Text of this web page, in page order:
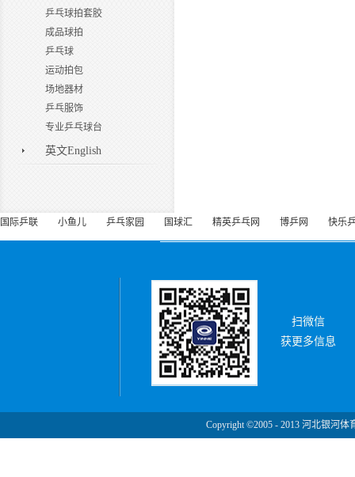
乒乓球拍套胶
成品球拍
乒乓球
运动拍包
场地器材
乒乓服饰
专业乒乓球台
英文English
国际乒联 小鱼儿 乒乓家园 国球汇 精英乒乓网 博乒网 快乐
扫微信
获更多信息
Copyright ©2005 - 2013 河北银河体